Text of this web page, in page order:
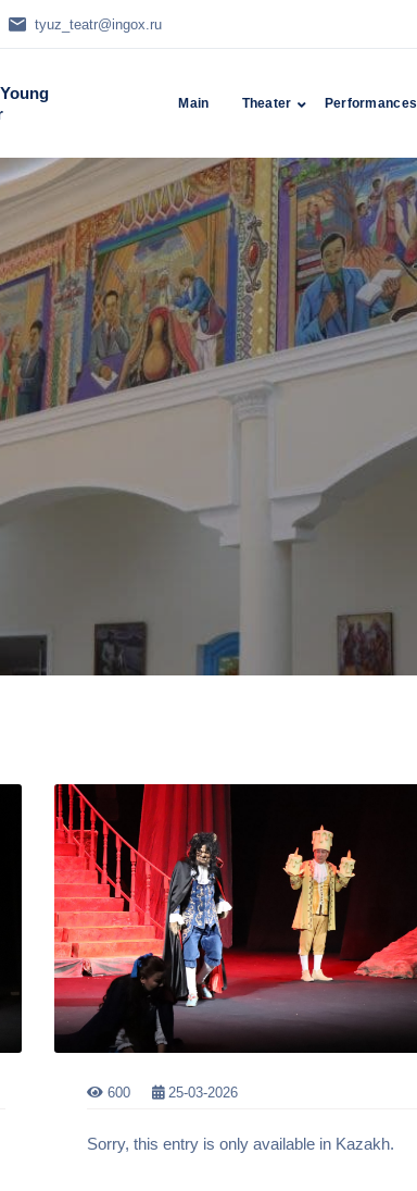
tyuz_teatr@ingox.ru
Main Theater Performances
600 25-03-2026
Sorry, this entry is only available in Kazakh.